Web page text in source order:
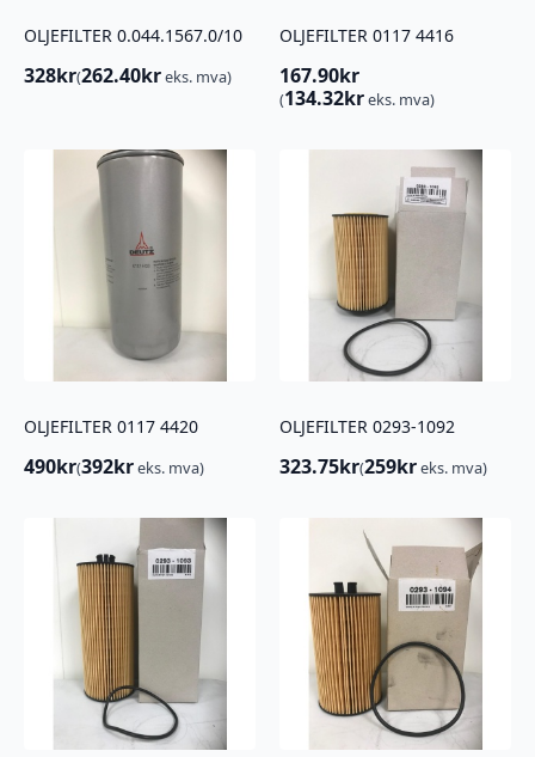
OLJEFILTER 0.044.1567.0/10
328kr(262.40kreks. mva)
OLJEFILTER 0117 4416
167.90kr
(134.32kreks. mva)
OLJEFILTER 0117 4420
490kr(392kreks. mva)
OLJEFILTER 0293-1092
323.75kr(259kreks. mva)